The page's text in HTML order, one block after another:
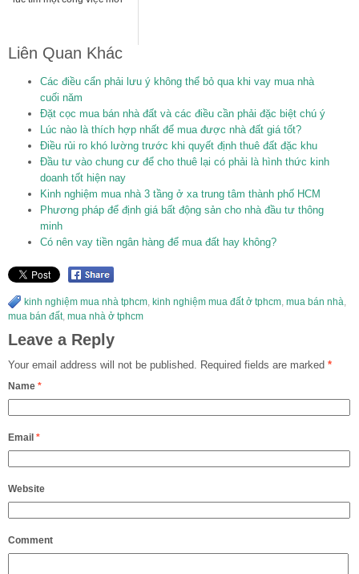
Liên Quan Khác
Các điều cẩn phải lưu ý không thể bỏ qua khi vay mua nhà
cuối năm
Đặt cọc mua bán nhà đất và các điều cần phải đặc biệt chú ý
Lúc nào là thích hợp nhất để mua được nhà đất giá tốt?
Điều rủi ro khó lường trước khi quyết định thuê đất đặc khu
Đầu tư vào chung cư để cho thuê lại có phải là hình thức kinh
doanh tốt hiện nay
Kinh nghiệm mua nhà 3 tầng ở xa trung tâm thành phố HCM
Phương pháp để định giá bất động sản cho nhà đầu tư thông
minh
Có nên vay tiền ngân hàng để mua đất hay không?
kinh nghiệm mua nhà tphcm, kinh nghiệm mua đất ở tphcm, mua bán nhà,
mua bán đất, mua nhà ở tphcm
Leave a Reply
Your email address will not be published. Required fields are marked *
Name *
Email *
Website
Comment